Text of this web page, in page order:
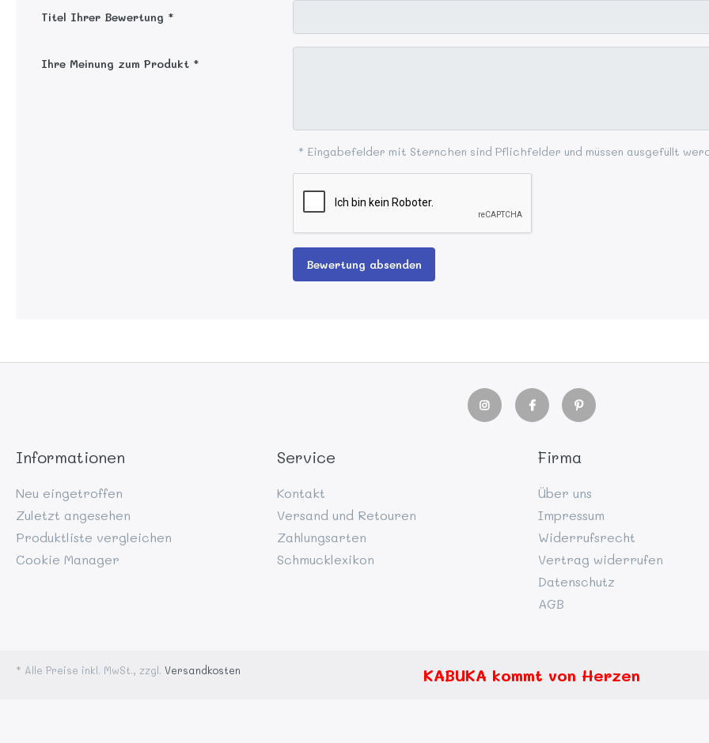
Titel Ihrer Bewertung
Ihre Meinung zum Produkt
* Eingabefelder mit Sternchen sind Pflichfelder und müssen ausgefüllt
Bewertung absenden
Informationen
Neu eingetroffen
Zuletzt angesehen
Produktliste vergleichen
Cookie Manager
Service
Kontakt
Versand und Retouren
Zahlungsarten
Schmucklexikon
Firma
Über uns
Impressum
Widerrufsrecht
Vertrag widerrufen
Datenschutz
AGB
* Alle Preise inkl. MwSt., zzgl. Versandkosten KABUKA kommt von Herzen